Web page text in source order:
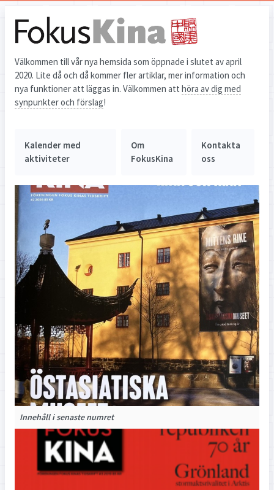
Välkommen till vår nya hemsida som öppnade i slutet av april
2020. Lite då och då kommer fler artiklar, mer information och
nya funktioner att läggas in. Välkommen att höra av dig med
synpunkter och förslag!
Kalender med
aktiviteter
Om
FokusKina
Kontakta
oss
Innehåll i senaste numret